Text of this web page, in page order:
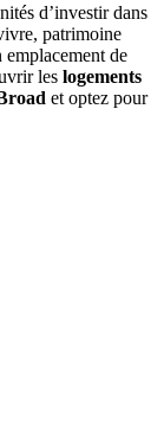
d’investir dans
patrimoine
de
les logements
et optez pour